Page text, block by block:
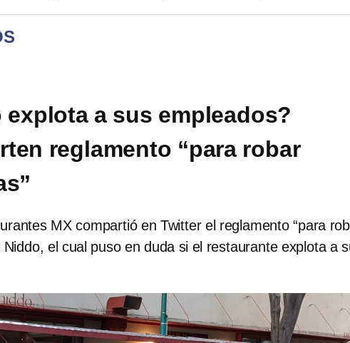
explota a sus empleados?
reglamento “para robar
MX compartió en Twitter el reglamento “para
Niddo, el cual puso en duda si el restaurante explota a